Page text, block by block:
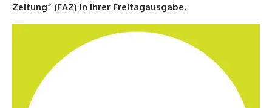
Zeitung” (FAZ) in ihrer Freitagausgabe.